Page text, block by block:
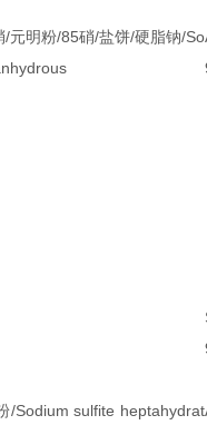
/元明粉/85硝/盐饼/硬脂钠/So
/Sodium sulfite heptahydrat